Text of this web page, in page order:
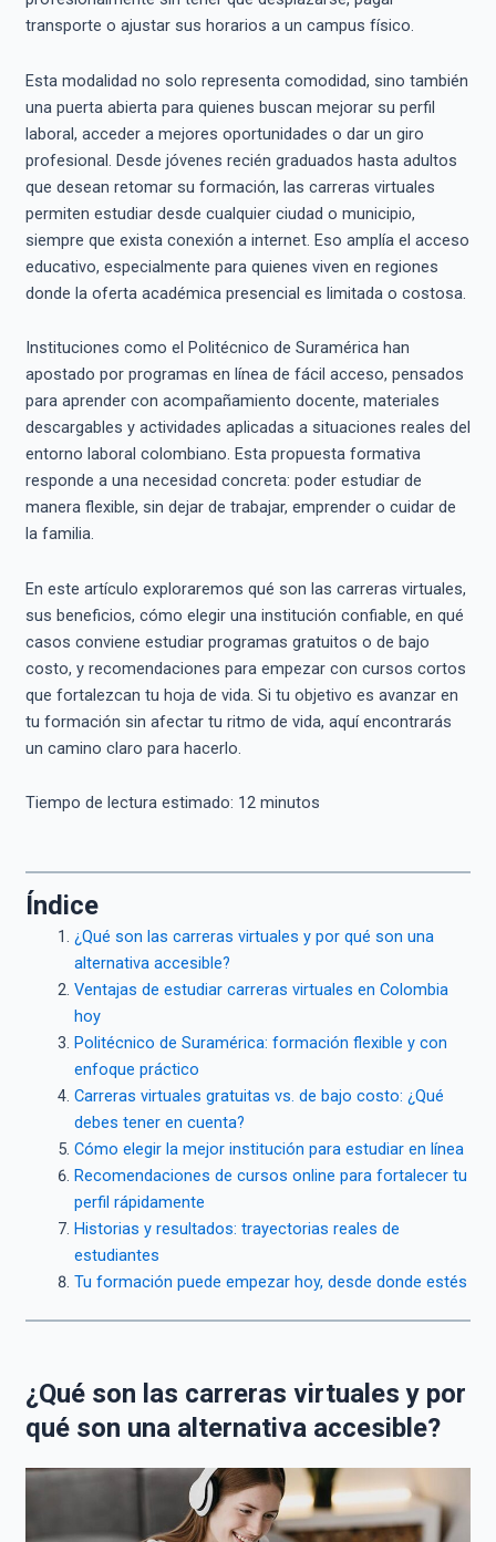
transporte o ajustar sus horarios a un campus físico.
Esta modalidad no solo representa comodidad, sino también
una puerta abierta para quienes buscan mejorar su perfil
laboral, acceder a mejores oportunidades o dar un giro
profesional. Desde jóvenes recién graduados hasta adultos
que desean retomar su formación, las carreras virtuales
permiten estudiar desde cualquier ciudad o municipio,
siempre que exista conexión a internet. Eso amplía el acceso
educativo, especialmente para quienes viven en regiones
donde la oferta académica presencial es limitada o costosa.
Instituciones como el Politécnico de Suramérica han
apostado por programas en línea de fácil acceso, pensados
para aprender con acompañamiento docente, materiales
descargables y actividades aplicadas a situaciones reales del
entorno laboral colombiano. Esta propuesta formativa
responde a una necesidad concreta: poder estudiar de
manera flexible, sin dejar de trabajar, emprender o cuidar de
la familia.
En este artículo exploraremos qué son las carreras virtuales,
sus beneficios, cómo elegir una institución confiable, en qué
casos conviene estudiar programas gratuitos o de bajo
costo, y recomendaciones para empezar con cursos cortos
que fortalezcan tu hoja de vida. Si tu objetivo es avanzar en
tu formación sin afectar tu ritmo de vida, aquí encontrarás
un camino claro para hacerlo.
Tiempo de lectura estimado: 12minutos
Índice
¿Qué son las carreras virtuales y por qué son una
alternativa accesible?
Ventajas de estudiar carreras virtuales en Colombia
hoy
Politécnico de Suramérica: formación flexible y con
enfoque práctico
Carreras virtuales gratuitas vs. de bajo costo: ¿Qué
debes tener en cuenta?
Cómo elegir la mejor institución para estudiar en línea
Recomendaciones de cursos online para fortalecer tu
perfil rápidamente
Historias y resultados: trayectorias reales de
estudiantes
Tu formación puede empezar hoy, desde donde estés
¿Qué son las carreras virtuales y por
qué son una alternativa accesible?